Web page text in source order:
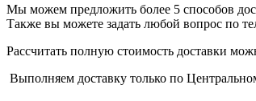
Мы можем предложить более 5 способов
Также вы можете задать любой вопрос по
Рассчитать полную стоимость доставки
Выполняем доставку только по